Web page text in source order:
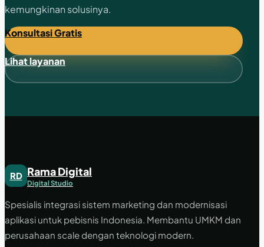
kemungkinan solusinya.
Konsultasi Gratis
Lihat layanan
RD Rama Digital
Digital Studio
Spesialis integrasi sistem marketing dan modernisasi
aplikasi untuk pebisnis Indonesia. Membantu UMKM dan
perusahaan scale dengan teknologi modern.